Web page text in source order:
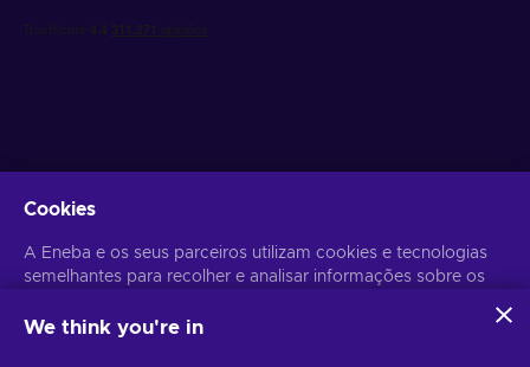
Poderás anular a subscrição a qualquer altura. Visita oAviso de
Cookies
A Eneba e os seus parceiros utilizam cookies e tecnologias
semelhantes para recolher e analisar informações sobre os
para melhorar o conteúdo, a publicidade e outros serviços
We think you're in